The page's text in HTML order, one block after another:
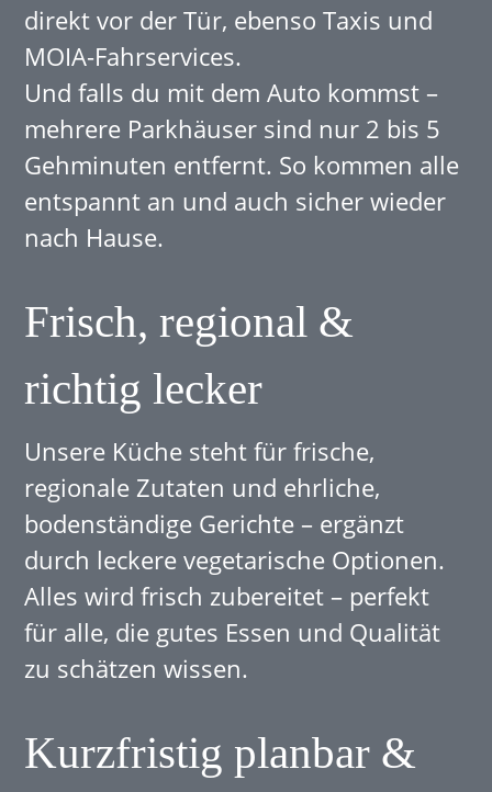
direkt vor der Tür, ebenso Taxis und
MOIA-Fahrservices.
Und falls du mit dem Auto kommst –
mehrere Parkhäuser sind nur 2 bis 5
Gehminuten entfernt. So kommen alle
entspannt an und auch sicher wieder
nach Hause.
Frisch, regional &
richtig lecker
Unsere Küche steht für frische,
regionale Zutaten und ehrliche,
bodenständige Gerichte – ergänzt
durch leckere vegetarische Optionen.
Alles wird frisch zubereitet – perfekt
für alle, die gutes Essen und Qualität
zu schätzen wissen.
Kurzfristig planbar &